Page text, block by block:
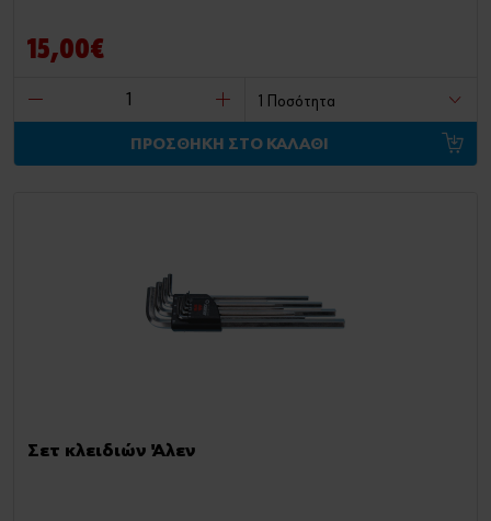
15,00€
ΠΡΟΣΘΗΚΗ ΣΤΟ ΚΑΛΑΘΙ
Σετ κλειδιών Άλεν